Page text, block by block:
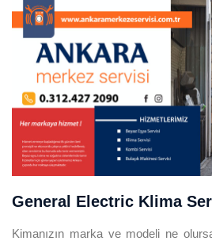
General Electric Klima
Kimanızın marka ve modeli ne